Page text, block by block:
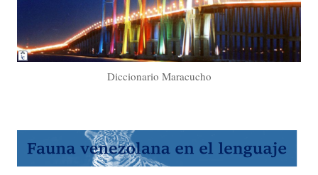
Diccionario Maracucho